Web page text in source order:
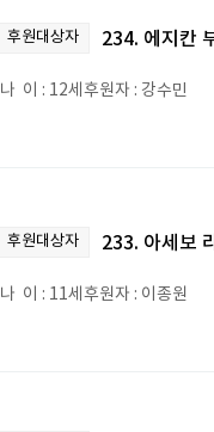
후원대상자 234. 에지칸
나 이 : 12세후원자 : 강수민
후원대상자 233. 아세보
나 이 : 11세후원자 : 이종원